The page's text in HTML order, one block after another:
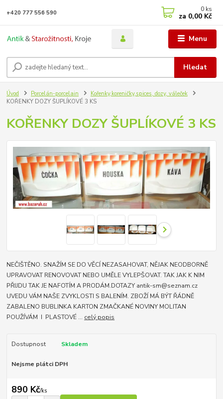
Menu
Hledat
+420 777 556 590 0 ks
za 0,00 Kč
Úvod Porcelán-porcelain
Kořenky,koreničky,spices, dozy, váleček
KOŘENKY DOZY ŠUPLÍKOVÉ 3 KS
KOŘENKY DOZY ŠUPLÍKOVÉ 3 KS
NEČIŠTĚNO. SNAŽÍM SE DO VĚCÍ NEZASAHOVAT, NĚJAK NEODBORNĚ
UPRAVOVAT RENOVOVAT NEBO UMĚLE VYLEPŠOVAT. TAK JAK K NIM
PŘIJDU TAK JE NAFOTÍM A PRODÁM.DOTAZY antik-sm@seznam.cz
UVEDU VÁM NAŠE ZVYKLOSTI S BALENÍM. ZBOŽÍ MÁ BÝT ŘÁDNĚ
ZABALENO BUBLINKA KARTON ZMAČKANÉ NOVINY MOLITAN
POUŽÍVÁM I PLASTOVÉ ... celý popis
Dostupnost Skladem
Nejsme plátci DPH
890 Kč/ks